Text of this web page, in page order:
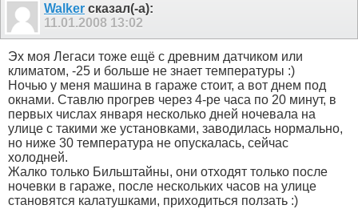
Walker сказал(-а):
11.01.2008 13:02
Эх моя Легаси тоже ещё с древним датчиком или
климатом, -25 и больше не знает температуры :)
Ночью у меня машина в гараже стоит, а вот днем под
окнами. Ставлю прогрев через 4-ре часа по 20 минут, в
первых числах января несколько дней ночевала на
улице с такими же установками, заводилась нормально,
но ниже 30 температура не опускалась, сейчас
холодней.
Жалко только Бильштайны, они отходят только после
ночевки в гараже, после нескольких часов на улице
становятся калатушками, приходиться ползать :)